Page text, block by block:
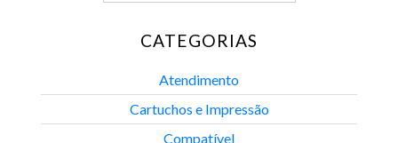
CATEGORIAS
Atendimento
Cartuchos e Impressão
Compatível